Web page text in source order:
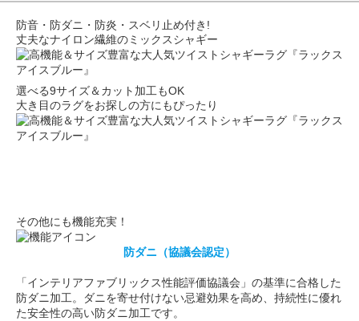
防音・防ダニ・防炎・スベリ止め付き!
丈夫なナイロン繊維のミックスシャギー
選べる9サイズ＆カット加工もOK
大き目のラグをお探しの方にもぴったり
その他にも機能充実！
防ダニ（協議会認定）
「インテリアファブリックス性能評価協議会」の基準に合格した
防ダニ加工。ダニを寄せ付けない忌避効果を高め、持続性に優れ
た安全性の高い防ダニ加工です。